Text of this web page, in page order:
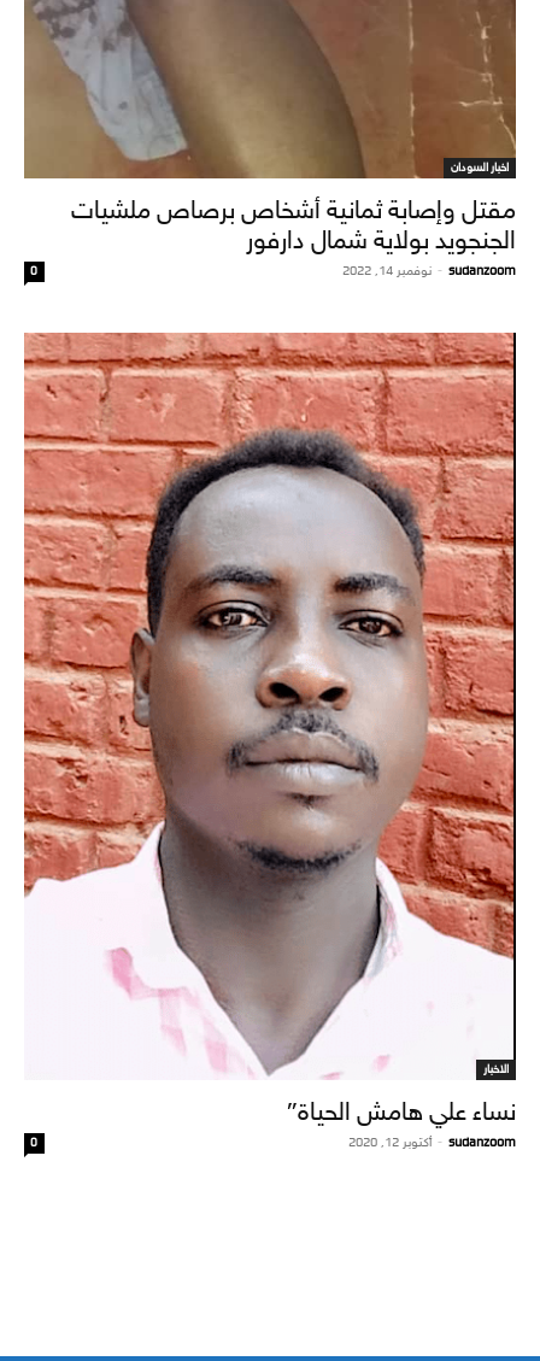
اخبار السودان
مقتل وإصابة ثمانية أشخاص برصاص ملشيات
الجنجويد بولاية شمال دارفور
sudanzoom
- نوفمبر 14, 2022 0
الاخبار
نساء علي هامش الحياة”
sudanzoom
- أكتوبر 12, 2020 0